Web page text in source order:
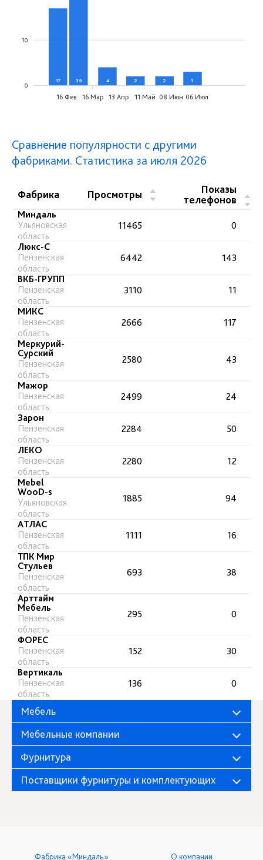
10
0
17 39 4 2 2 3
16 Фев 16 Мар 13 Апр 11 Май 08 Июн 06 Июл
Сравнение популярности с другими
фабриками. Статистика за июля 2026
Фабрика Просмотры
▲
▼
Показы
телефонов
▲
▼
Миндаль
Ульяновская
область
11465
0
Люкс-С
Пензенская
область
6442
143
ВКБ-ГРУПП
Пензенская
область
3110
11
МИКС
Пензенская
область
2666
117
Меркурий-
Сурский
Пензенская
область
2580 43
Мажор
Пензенская
область
2499
24
Зарон
Пензенская
область
2284
50
ЛЕКО
Пензенская
область
2280
12
Mebel
WooD-s
Ульяновская
область
1885 94
АТЛАС
Пензенская
область
1111
16
ТПК Мир
Стульев
Пензенская
область
693 38
Арттайм
Мебель
Пензенская
область
295 0
ФОРЕС
Пензенская
область
152
30
Вертикаль
Пензенская
область
136 0
Мебель
Мебельные компании
Фурнитура
Поставщики фурнитуры и комплектующих
Фабрика «Миндаль» О компании